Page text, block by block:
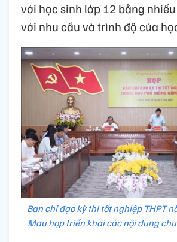
với học sinh lớp 12 bằng
với nhu cầu và trình độ của
Ban chỉ đạo kỳ thi tốt nghiệp THPT
Mau họp triển khai các nội dung